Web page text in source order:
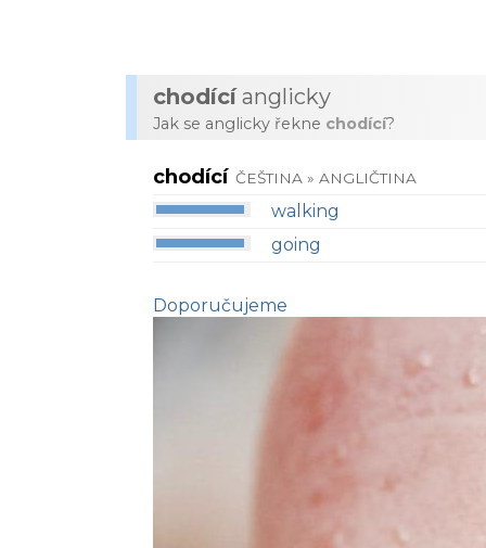
chodícíanglicky
Jak se anglicky řekne chodící?
chodící ČEŠTINA » ANGLIČTINA
walking
going
Doporučujeme